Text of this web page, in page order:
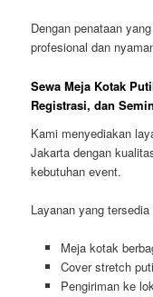
Dengan penataan
profesional dan
Sewa Meja Kotak
Registrasi, dan
Kami menyediakan
Jakarta dengan
kebutuhan event.
Layanan yang
Meja kotak
Cover stretch
Pengiriman ke